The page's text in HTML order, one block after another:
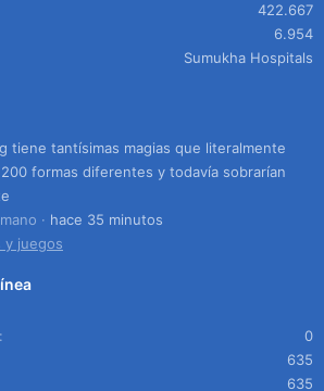
422.667
6.954
Sumukha Hospitals
tiene tantísimas magias que literalmente
formas diferentes y todavía sobrarían
hace 35 minutos
y juegos
0
635
635